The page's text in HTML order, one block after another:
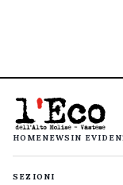
HOMENEWS IN
SEZIONI